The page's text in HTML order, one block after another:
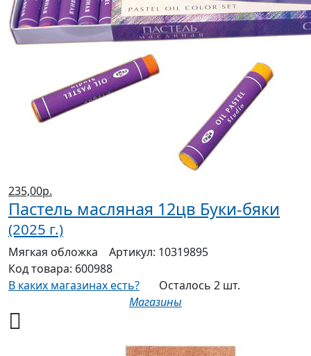
235,00р.
Пастель масляная 12цв Буки-бяки
(2025 г.)
Мягкая обложка Артикул: 10319895
Код товара: 600988
В каких магазинах есть?
Осталось 2 шт.
Магазины